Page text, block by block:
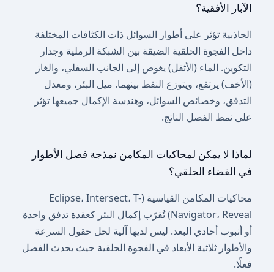
الآبار الأفقية؟
الجاذبية تؤثر على أطوار السوائل ذات الكثافات المختلفة
داخل الفجوة الحلقية الضيقة بين الشبكة الرملية وجدار
التكوين. الماء (الأثقل) يغوص إلى الجانب السفلي، والغاز
(الأخف) يرتفع، ويتوزع النفط بينهما. ميل البئر، ومعدل
التدفق، وخصائص السوائل، وهندسة الإكمال جميعها تؤثر
على نمط الفصل الناتج.
لماذا لا يمكن لمحاكيات المكامن نمذجة فصل الأطوار
في الفضاء الحلقي؟
محاكيات المكامن القياسية (Eclipse، Intersect، T-
Navigator، Reveal) تُقرّب إكمال البئر كعقدة تدفق واحدة
أو أنبوب أحادي البعد. ليس لديها آلية لحل حقول السرعة
والأطوار ثلاثية الأبعاد في الفجوة الحلقية حيث يحدث الفصل
فعلًا.